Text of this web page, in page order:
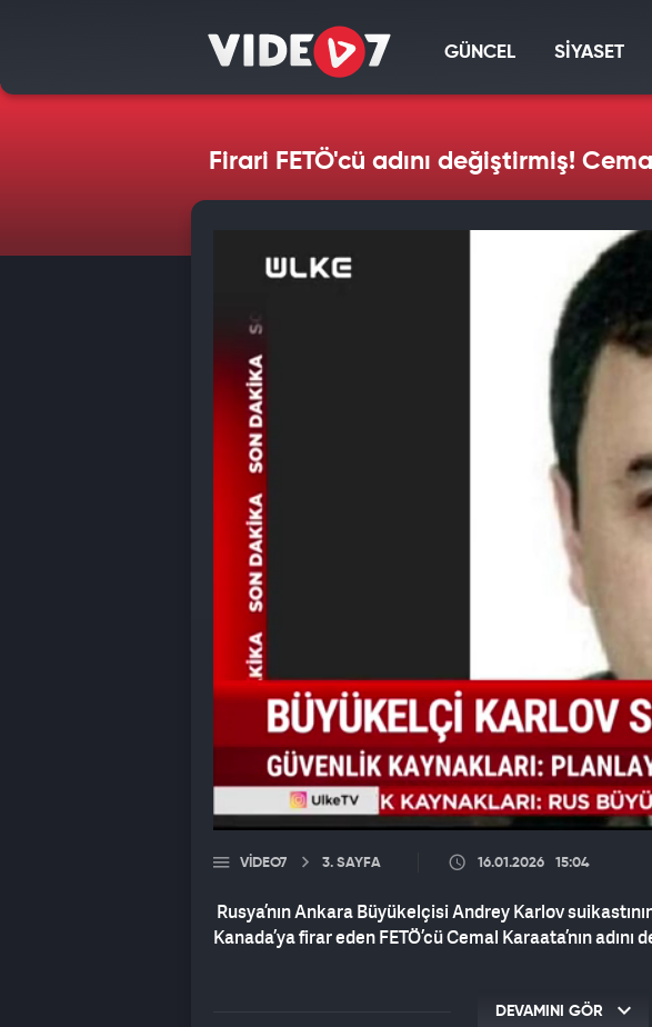
GÜNCEL SİYASET
Firari FETÖ'cü adını değiştirmiş!
VIDEO7 3. SAYFA 16.01.2026 15:04
Rusya’nın Ankara Büyükelçisi Andrey Karlov
Kanada’ya firar eden FETÖ’cü Cemal Karaata’nın
DEVAMINI GÖR